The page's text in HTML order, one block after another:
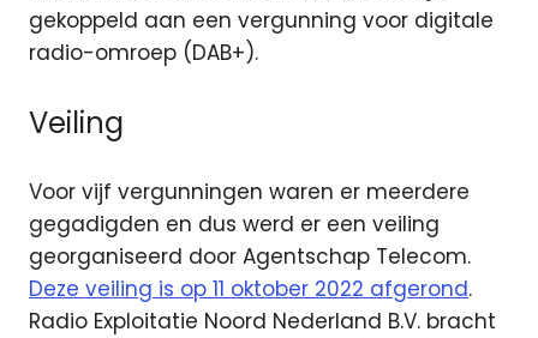
gekoppeld aan een vergunning voor digitale
radio-omroep (DAB+).
Veiling
Voor vijf vergunningen waren er meerdere
gegadigden en dus werd er een veiling
georganiseerd door Agentschap Telecom.
Deze veiling is op 11 oktober 2022 afgerond.
Radio Exploitatie Noord Nederland B.V. bracht